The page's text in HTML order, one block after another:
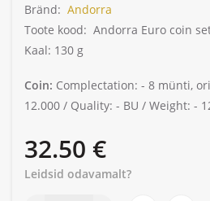
Bränd: Andorra
Toote kood: Andorra Euro coin
Kaal: 130 g
Coin: Complectation: - 8 münti,
12.000 / Quality: - BU / Weight: -
32.50 €
Leidsid odavamalt?